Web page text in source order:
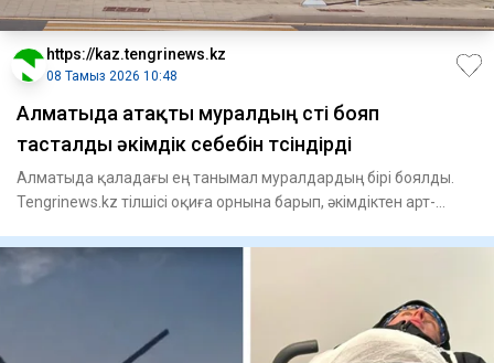
https://kaz.tengrinews.kz
08 Тамыз 2026 10:48
Алматыда атақты муралдың үсті бояп
тасталды әкімдік себебін түсіндірді
Алматыда қаладағы ең танымал муралдардың бірі боялды.
Tengrinews.kz тілшісі оқиға орнына барып, әкімдіктен арт-